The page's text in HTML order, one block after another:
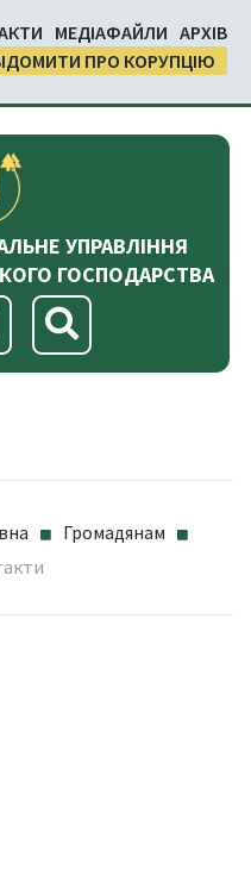
МЕДІАФАЙЛИ АРХІВ
ПРО КОРУПЦІЮ
УПРАВЛІННЯ
ГОСПОДАРСТВА
Громадянам